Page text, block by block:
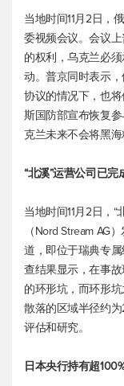
当地时间11月2日，
委视频会议。会议
的权利，乌克兰必
动。普京同时表示
协议的情况下，也
斯国防部宣布恢复
克兰未来不会将黑
“北溪”运营公司已
当地时间11月2日，“
（Nord Stream AG
道，即位于瑞典专
查结果显示，在事
的环形坑，而环形
散落的区域半径约
评估和研究。
日本央行持有超